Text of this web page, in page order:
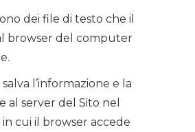
dei file di testo che il
browser del computer
l’informazione e la
al server del Sito nel
cui il browser accede